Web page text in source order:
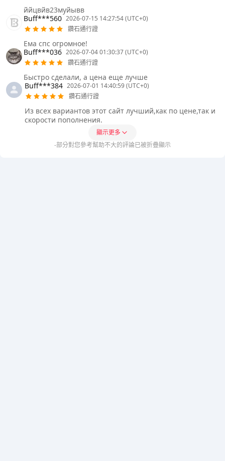
ййцвйв23муйывв
Buff***560 2026-07-15 14:27:54 (UTC+0)
鑽石通行證
Ема спс огромное!
Buff***036 2026-07-04 01:30:37 (UTC+0)
鑽石通行證
Быстро сделали, а цена еще лучше
Buff***384 2026-07-01 14:40:59 (UTC+0)
鑽石通行證
Из всех вариантов этот сайт лучший,как по цене,так и
скорости пополнения.
顯示更多
-部分對您參考幫助不大的評論已被折疊顯示